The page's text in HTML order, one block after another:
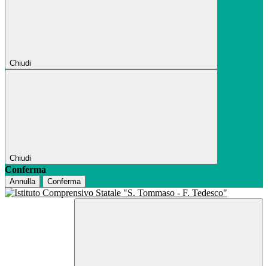
Chiudi
Chiudi
Conferma
Annulla Conferma